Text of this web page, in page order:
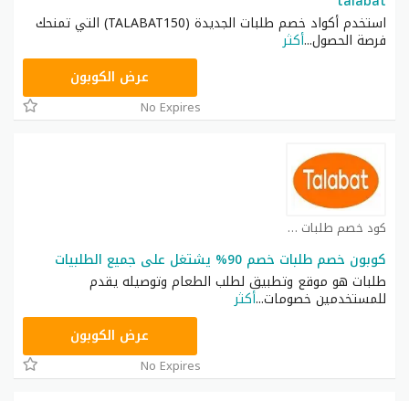
استخدم أكواد خصم طلبات الجديدة (TALABAT150) التي تمنحك
فرصة الحصول...أكثر
LABAT300عرض الكوبون
No Expires
كود خصم طلبات كوبون
كوبون خصم طلبات خصم 90% يشتغل على جميع الطلبيات
طلبات هو موقع وتطبيق لطلب الطعام وتوصيله يقدم
للمستخدمين خصومات...أكثر
ADM59عرض الكوبون
No Expires